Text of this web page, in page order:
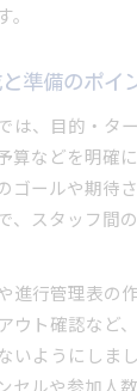
準備のポイ
は、目的・タ
算などを明確
ゴールや期待
、スタッフ間
進行管理表の
ウト確認など
いようにしま
セルや参加人